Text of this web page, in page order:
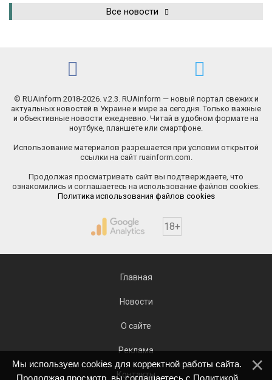
Все новости
© RUAinform 2018-2026. v.2.3. RUAinform — новый портал свежих и
актуальных новостей в Украине и мире за сегодня. Только важные
и объективные новости ежедневно. Читай в удобном формате на
ноутбуке, планшете или смартфоне.
Использование материалов разрешается при условии открытой
ссылки на сайт ruainform.com.
Продолжая просматривать сайт вы подтверждаете, что
ознакомились и соглашаетесь на использование файлов cookies.
Политика использования файлов cookies
18+
Главная
Новости
О сайте
Реклама
Контакты
Мы используем cookies для корректной работы сайта.
Продолжая просмотр, вы соглашаетесь с Политикой